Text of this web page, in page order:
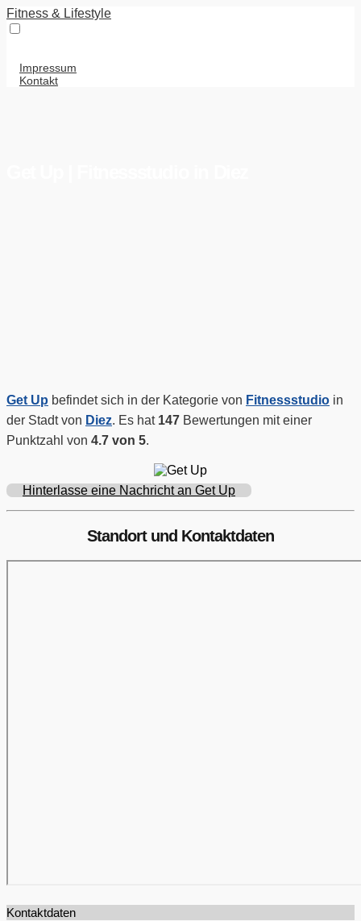
Fitness & Lifestyle
Impressum
Kontakt
Get Up befindet sich in der Kategorie von Fitnessstudio in
der Stadt von Diez. Es hat 147 Bewertungen mit einer
Punktzahl von 4.7 von 5.
Hinterlasse eine Nachricht an Get Up
Standort und Kontaktdaten
Kontaktdaten